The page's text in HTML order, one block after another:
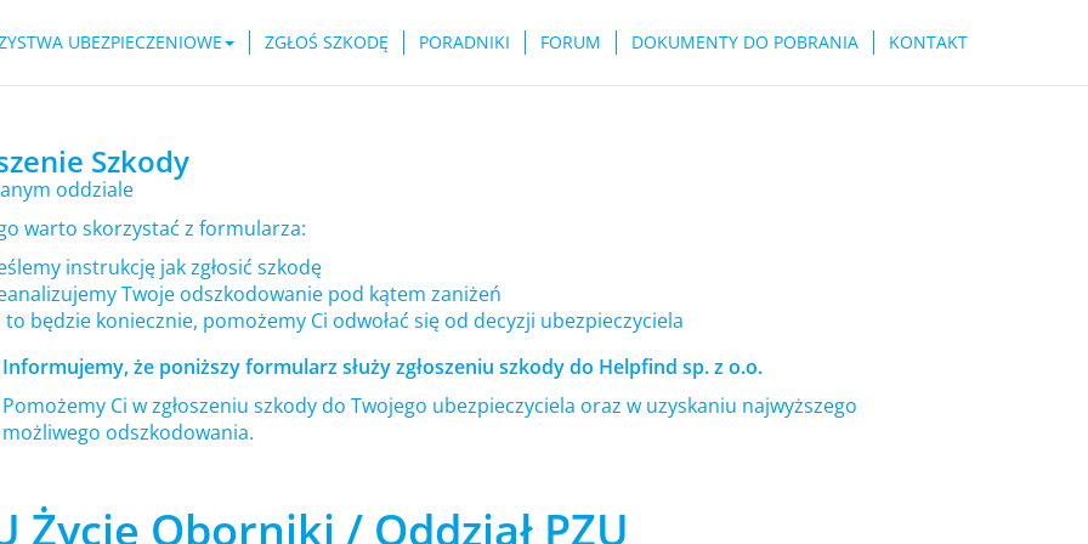
UBEZPIECZENIOWE ZGŁOŚ SZKODĘ PORADNIKI FORUM DOKUMENTY DO POBRANIA KONTAKT
Szkody
oddziale
warto skorzystać z formularza:
instrukcję jak zgłosić szkodę
Twoje odszkodowanie pod kątem zaniżeń
będzie koniecznie, pomożemy Ci odwołać się od decyzji ubezpieczyciela
Informujemy, że poniższy formularz służy zgłoszeniu szkody do Helpfind sp. z o.o.
Pomożemy Ci w zgłoszeniu szkody do Twojego ubezpieczyciela oraz w uzyskaniu najwyższego
możliwego odszkodowania.
Życie Oborniki / Oddział PZU